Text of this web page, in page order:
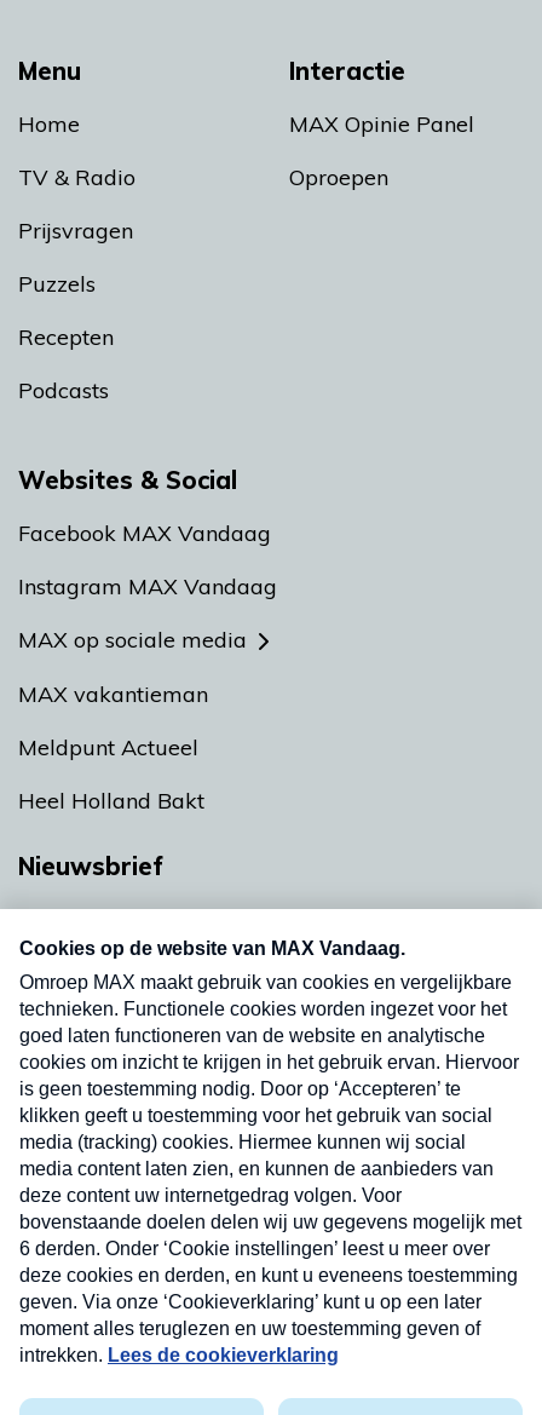
Menu
Home
TV & Radio
Prijsvragen
Puzzels
Recepten
Podcasts
Interactie
MAX Opinie Panel
Oproepen
Websites & Social
Facebook MAX Vandaag
Instagram MAX Vandaag
MAX op sociale media
MAX vakantieman
Meldpunt Actueel
Heel Holland Bakt
Nieuwsbrief
nieuwsbrief. Elke vrijdag- en dinsdagochtend in
uw mailbox.
Verzend
Nieuwsbrief
Neem hier een gratis abonnement op onze
nieuwsbrief. Elke vrijdag- en dinsdagochtend in uw